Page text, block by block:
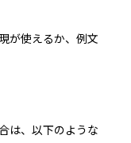
が使えるか、例文
は、以下のような